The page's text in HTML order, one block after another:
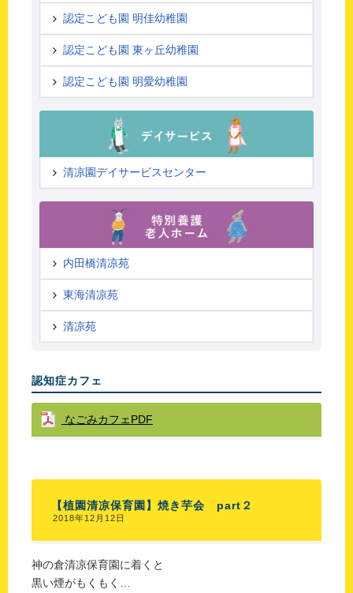
認定こども園 明佳幼稚園
認定こども園 東ヶ丘幼稚園
認定こども園 明愛幼稚園
清凉園デイサービスセンター
内田橋清凉苑
東海清凉苑
清凉苑
認知症カフェ
なごみカフェPDF
【植園清凉保育園】焼き芋会 part２
2018年12月12日
神の倉清凉保育園に着くと
黒い煙がもくもく…